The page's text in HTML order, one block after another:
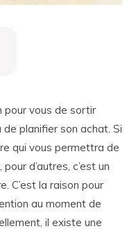
pour vous de sortir
planifier son achat. Si
qui vous permettra de
d’autres, c’est un
C’est la raison pour
au moment de
il existe une